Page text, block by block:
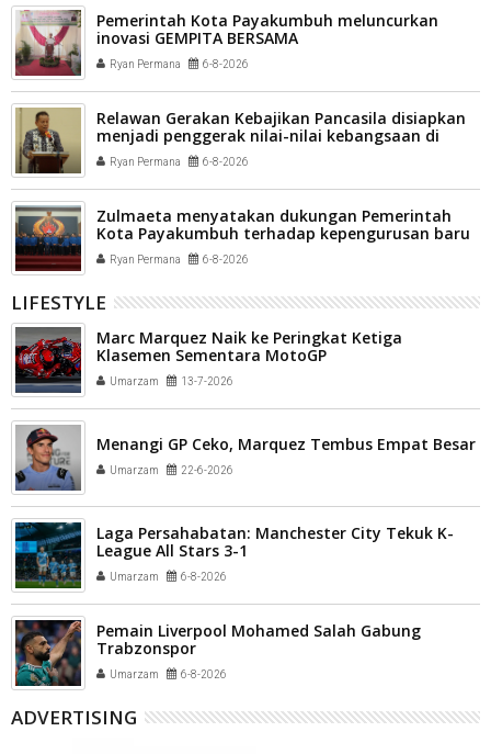
Pemerintah Kota Payakumbuh meluncurkan
inovasi GEMPITA BERSAMA
Ryan Permana 6-8-2026
Relawan Gerakan Kebajikan Pancasila disiapkan
menjadi penggerak nilai-nilai kebangsaan di
tengah masyarakat Kota Payakumbuh
Ryan Permana 6-8-2026
Zulmaeta menyatakan dukungan Pemerintah
Kota Payakumbuh terhadap kepengurusan baru
Komite Olahraga Nasional Indonesia (KONI) Kota
Payakumbuh
Ryan Permana 6-8-2026
LIFESTYLE
Marc Marquez Naik ke Peringkat Ketiga
Klasemen Sementara MotoGP
Umarzam 13-7-2026
Menangi GP Ceko, Marquez Tembus Empat Besar
Umarzam 22-6-2026
Laga Persahabatan: Manchester City Tekuk K-
League All Stars 3-1
Umarzam 6-8-2026
Pemain Liverpool Mohamed Salah Gabung
Trabzonspor
Umarzam 6-8-2026
ADVERTISING